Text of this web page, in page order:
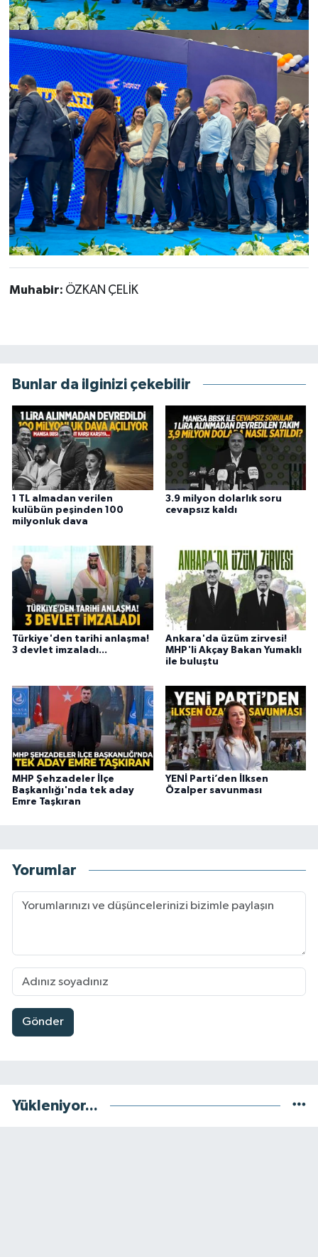
Muhabir: ÖZKAN ÇELİK
Bunlar da ilginizi çekebilir
1 TL almadan verilen
kulübün peşinden 100
milyonluk dava
3.9 milyon dolarlık soru
cevapsız kaldı
Türkiye'den tarihi anlaşma!
3 devlet imzaladı...
Ankara'da üzüm zirvesi!
MHP'li Akçay Bakan Yumaklı
ile buluştu
MHP Şehzadeler İlçe
Başkanlığı'nda tek aday
Emre Taşkıran
YENİ Parti’den İlksen
Özalper savunması
Yorumlar
Gönder
Yükleniyor...